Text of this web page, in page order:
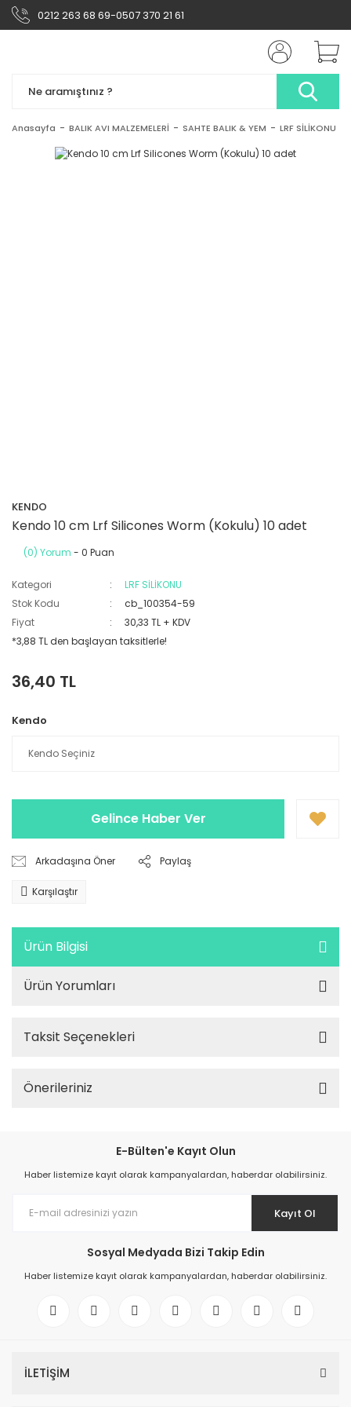
0212 263 68 69-0507 370 21 61
Anasayfa BALIK AVI MALZEMELERİ SAHTE BALIK & YEM LRF SİLİKONU
KENDO
Kendo 10 cm Lrf Silicones Worm (Kokulu) 10 adet
(0) Yorum - 0 Puan
Kategori
LRF SİLİKONU
Stok Kodu
cb_100354-59
Fiyat
30,33 TL + KDV
*3,88 TL den başlayan taksitlerle!
36,40 TL
Kendo
Gelince Haber Ver
Arkadaşına Öner Paylaş
Karşılaştır
Ürün Bilgisi
Ürün Yorumları
Taksit Seçenekleri
Önerileriniz
E-Bülten'e Kayıt Olun
Haber listemize kayıt olarak kampanyalardan, haberdar olabilirsiniz.
Kayıt Ol
Sosyal Medyada Bizi Takip Edin
Haber listemize kayıt olarak kampanyalardan, haberdar olabilirsiniz.
İLETİŞİM